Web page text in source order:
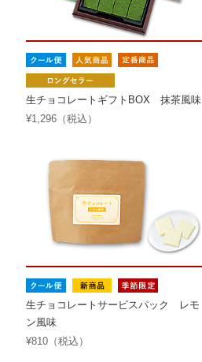
生チョコレートギフトBOX 抹茶風味
¥1,296（税込）
生チョコレートサービスパック レモ
ン風味
¥810（税込）